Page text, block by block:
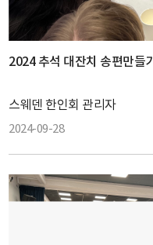
2024 추석 대잔치 송편만들기
스웨덴 한인회 관리자
2024-09-28